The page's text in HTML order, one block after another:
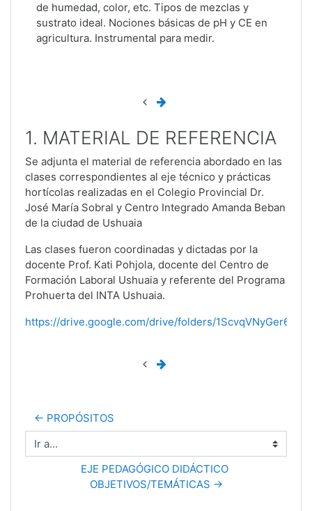
de humedad, color, etc. Tipos de mezclas y
sustrato ideal. Nociones básicas de pH y CE en
agricultura. Instrumental para medir.
1. MATERIAL DE REFERENCIA
Se adjunta el material de referencia abordado en las
clases correspondientes al eje técnico y prácticas
hortícolas realizadas en el Colegio Provincial Dr.
José María Sobral y Centro Integrado Amanda Beban
de la ciudad de Ushuaia
Las clases fueron coordinadas y dictadas por la
docente Prof. Kati Pohjola, docente del Centro de
Formación Laboral Ushuaia y referente del Programa
Prohuerta del INTA Ushuaia.
https://drive.google.com/drive/folders/
← PROPÓSITOS
Ir a...
EJE PEDAGÓGICO DIDÁCTICO
OBJETIVOS/TEMÁTICAS →